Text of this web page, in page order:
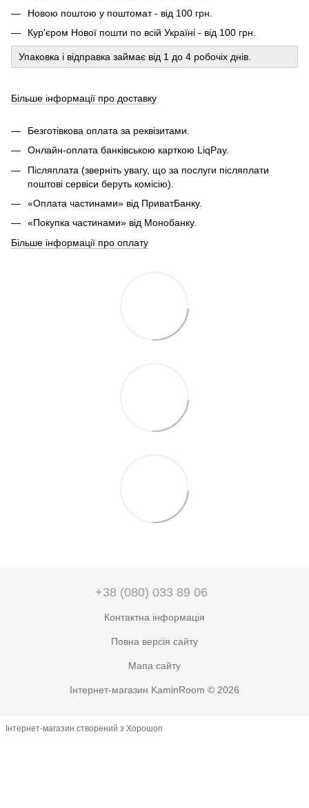
Новою поштою у поштомат - від 100 грн.
Кур'єром Нової пошти по всій Україні - від 100 грн.
Упаковка і відправка займає від 1 до 4 робочіх днів.
Більше інформації про доставку
Безготівкова оплата за реквізитами.
Онлайн-оплата банківською карткою LiqPay.
Післяплата (зверніть увагу, що за послуги післяплати
поштові сервіси беруть комісію).
«Оплата частинами» від ПриватБанку.
«Покупка частинами» від Монобанку.
Більше інформації про оплату
+38 (080) 033 89 06
Контактна інформація
Повна версія сайту
Мапа сайту
Інтернет-магазин KaminRoom © 2026
Інтернет-магазин створений з Хорошоп